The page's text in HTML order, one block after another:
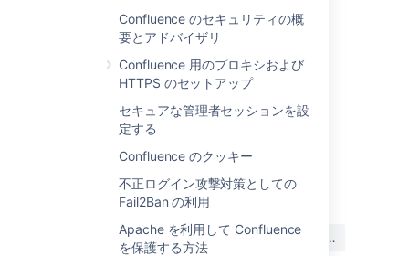
Confluence のセキュリティの概
要とアドバイザリ
Confluence 用のプロキシおよび
HTTPS のセットアップ
セキュアな管理者セッションを設
定する
Confluence のクッキー
不正ログイン攻撃対策としての
Fail2Ban の利用
Apache を利用して Confluence
を保護する方法
Confluence 管理者ガイド
XSRF 保護に関する開発者
向けドキュメント
この内容はお役に立ちました
はい いいえ